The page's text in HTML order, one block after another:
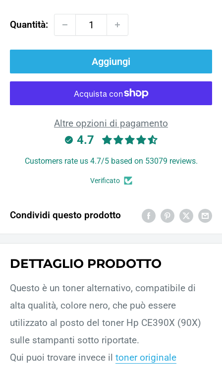
Quantità:
Aggiungi
Altre opzioni di pagamento
4.7
Customers rate us 4.7/5 based on 53079 reviews.
Verificato
Condividi questo prodotto
DETTAGLIO PRODOTTO
Questo è un toner alternativo, compatibile di
alta qualità, colore nero, che può essere
utilizzato al posto del toner Hp CE390X (90X)
sulle stampanti sotto riportate.
Qui puoi trovare invece il toner originale